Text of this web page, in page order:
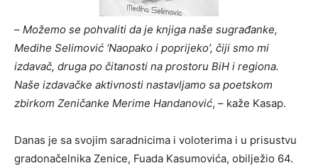
– Možemo se pohvaliti da je knjiga naše sugrađanke,
Medihe Selimović ‘Naopako i poprijeko’, čiji smo mi
izdavač, druga po čitanosti na prostoru BiH i regiona.
Naše izdavačke aktivnosti nastavljamo sa poetskom
zbirkom Zeničanke Merime Handanović, – kaže Kasap.
Danas je sa svojim saradnicima i voloterima i u prisustvu
gradonačelnika Zenice, Fuada Kasumovića, obilježio 64.